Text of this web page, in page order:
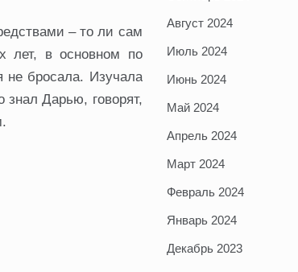
– то ли сам
лет, в основном по
не бросала. Изучала
знал Дарью, говорят,
Август 2024
Июль 2024
Июнь 2024
Май 2024
Апрель 2024
Март 2024
Февраль 2024
Январь 2024
Декабрь 2023